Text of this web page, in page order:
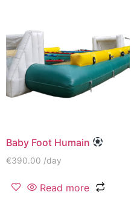
Baby Foot Humain
€390.00 /day
Read more